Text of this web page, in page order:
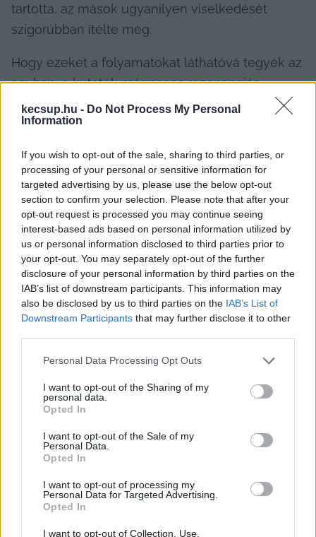
kecsup.hu - Do Not Process My Personal
Information
If you wish to opt-out of the sale, sharing to third parties, or
processing of your personal or sensitive information for
targeted advertising by us, please use the below opt-out
section to confirm your selection. Please note that after your
opt-out request is processed you may continue seeing
interest-based ads based on personal information utilized by
us or personal information disclosed to third parties prior to
your opt-out. You may separately opt-out of the further
disclosure of your personal information by third parties on the
IAB’s list of downstream participants. This information may
also be disclosed by us to third parties on the IAB’s List of
Downstream Participants that may further disclose it to other
Please note that this website/app uses one or more Google
not limited to your visit or usage behaviour. You may click to
grant or deny consent to Google and its third-party tags to
use your data for below specified purposes in below Google
consent section.
Personal Data Processing Opt Outs
I want to opt-out of the Sharing of my
personal data.
Opted In
I want to opt-out of the Sale of my
Personal Data.
Opted In
I want to opt-out of processing my
Personal Data for Targeted Advertising.
Opted In
I want to opt-out of Collection, Use,
tartotta, az mások ugyanilyen viselkedését
szigorúbban ítélte meg.
Hogy ezeket a folyamatokat láthatóvá tegyék az
agyban, a kutatók mágneses rezonanciás
tomográfiát, röviden fMRI-t alkalmaztak. A
felvételek azt mutatták, hogy bizonyos
megfigyelhették, mi történik az agyban, amikor
az emberek saját vagy mások
tisztességtelenségét értékelték, illetve amikor a
későbbi erkölcsi megítélés során a
becsületesség és az előny között mérlegeltek.
Különösen feltűnő volt egy terület: a
ventromediális prefrontális kéreg, röviden
vmPFC. Ez egy olyan terület az agy elülső
részében, közvetlenül a homlok mögött. Fontos
szerepet játszik az érzések feldolgozásában és
az értékelésben, valamint abban a kérdésben,
hogyan viszonyulnak az emberek erkölcsi